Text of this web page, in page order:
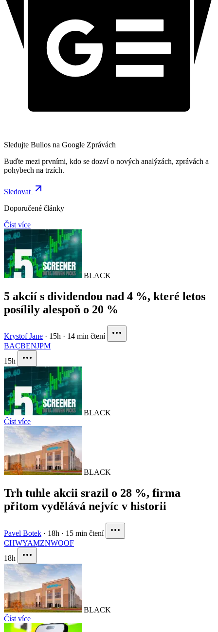
Sledujte Bulios na Google Zprávách
Buďte mezi prvními, kdo se dozví o nových analýzách, zprávách a
pohybech na trzích.
Sledovat
Doporučené články
Číst více
BLACK
5 akcií s dividendou nad 4 %, které letos
posílily alespoň o 20 %
Krystof Jane · 15h · 14 min čtení
BACBENJPM
15h
BLACK
Číst více
BLACK
Trh tuhle akcii srazil o 28 %, firma
přitom vydělává nejvíc v historii
Pavel Botek · 18h · 15 min čtení
CHWYAMZNWOOF
18h
BLACK
Číst více